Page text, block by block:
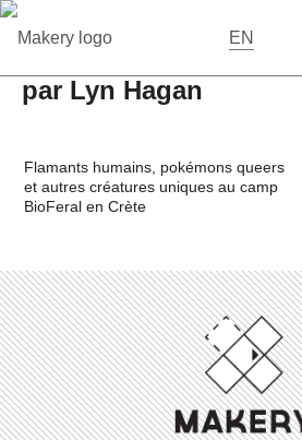
EN
par Lyn Hagan
Flamants humains, pokémons queers
et autres créatures uniques au camp
BioFeral en Crète